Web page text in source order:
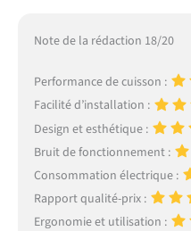
Note de la rédaction 18/20
Performance de cuisson :
Facilité d’installation :
Design et esthétique :
Bruit de fonctionnement :
Consommation électrique :
Rapport qualité-prix :
Ergonomie et utilisation :